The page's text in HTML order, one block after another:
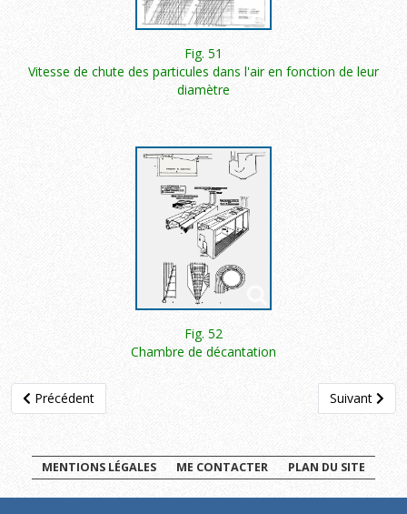
Fig. 51
Vitesse de chute des particules dans l'air en fonction de leur
diamètre
Fig. 52
Chambre de décantation
Article précédent : 4.1 Les séparateurs mécaniques
Précédent Article
Suivant
MENTIONS LÉGALES ME CONTACTER PLAN DU SITE